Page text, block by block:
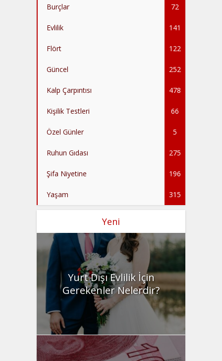
Burçlar 72
Evlilik 141
Flört 122
Güncel 252
Kalp Çarpıntısı 478
Kişilik Testleri 66
Özel Günler 5
Ruhun Gıdası 275
Şifa Niyetine 196
Yaşam 315
Yeni
Yurt Dışı Evlilik İçin
Gerekenler Nelerdir?